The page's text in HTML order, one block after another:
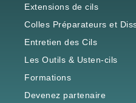
Colles Préparateurs et
Entretien des Cils
Les Outils & Usten-cils
Formations
Devenez partenaire
Le salon